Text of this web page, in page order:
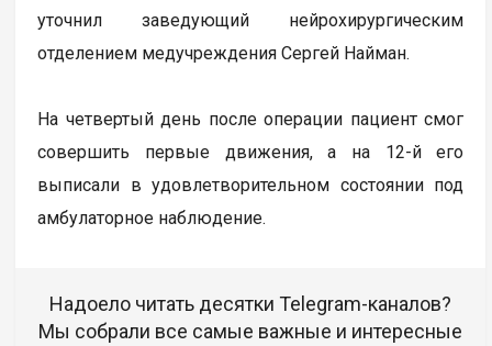
уточнил заведующий нейрохирургическим
отделением медучреждения Сергей Найман.
На четвертый день после операции пациент смог
совершить первые движения, а на 12-й его
выписали в удовлетворительном состоянии под
амбулаторное наблюдение.
Надоело читать десятки Telegram-каналов?
Мы собрали все самые важные и интересные